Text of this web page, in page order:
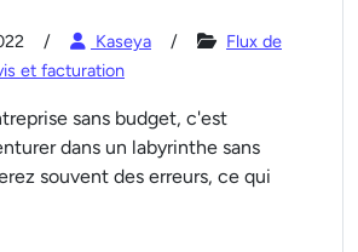
Kaseya
Flux de
et facturation
sans budget, c'est
dans un labyrinthe sans
souvent des erreurs, ce qui